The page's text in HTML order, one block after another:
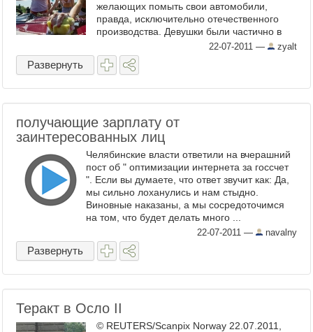
желающих помыть свои автомобили,
правда, исключительно отечественного
производства. Девушки были частично в
купальниках, частично ...22-07-2011 — zyalt
Развернуть
получающие зарплату от
заинтересованных лиц
Челябинские власти ответили на вчерашний
пост об " оптимизации интернета за госсчет
". Если вы думаете, что ответ звучит как: Да,
мы сильно лоханулись и нам стыдно.
Виновные наказаны, а мы сосредоточимся
на том, что будет делать много ...
22-07-2011 — navalny
Развернуть
Теракт в Осло II
© REUTERS/Scanpix Norway 22.07.2011,